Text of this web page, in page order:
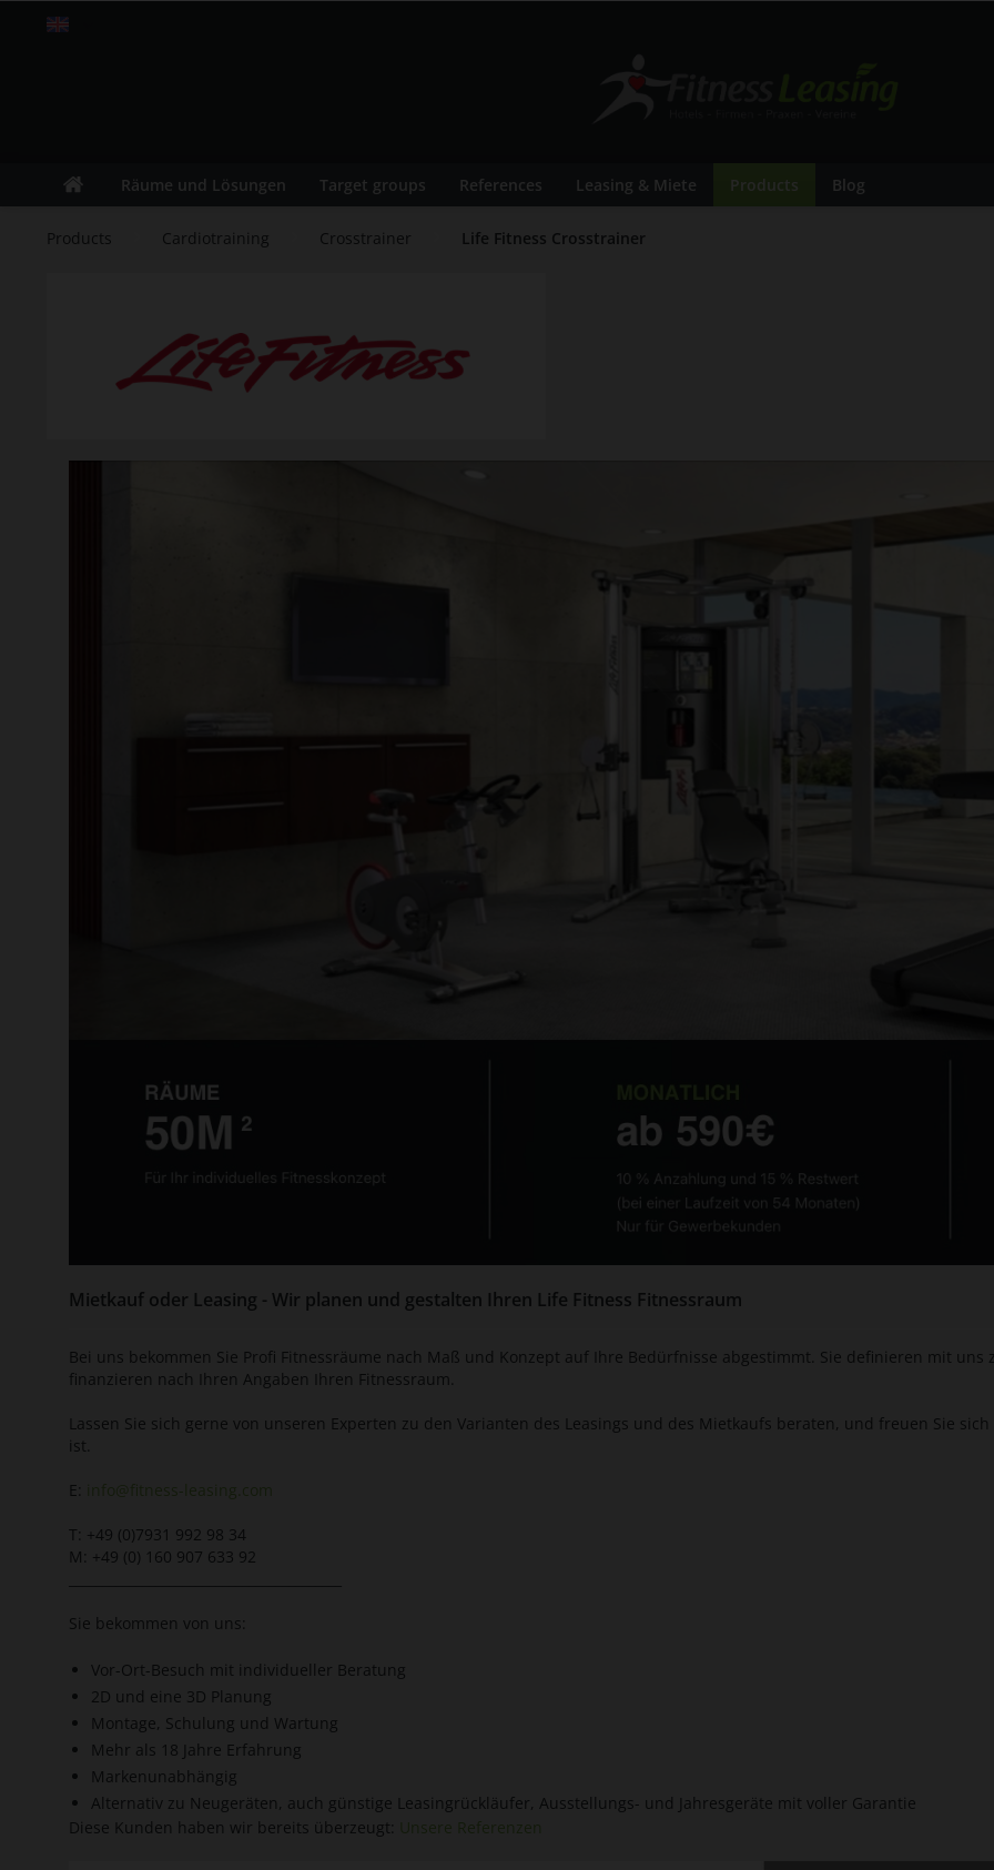
Räume und Lösungen Target groups References Leasing & Miete Products Blog
Products Cardiotraining Crosstrainer Life Fitness Crosstrainer
Mietkauf oder Leasing - Wir planen und gestalten Ihren Life Fitness Fitnessraum
Bei uns bekommen Sie Profi Fitnessräume nach Maß und Konzept auf Ihre Bedürfnisse abgestimmt. Sie definieren mit
finanzieren nach Ihren Angaben Ihren Fitnessraum.
Lassen Sie sich gerne von unseren Experten zu den Varianten des Leasings und des Mietkaufs beraten, und freuen Sie
ist.
E: info@fitness-leasing.com
T: +49 (0)7931 992 98 34
M: +49 (0) 160 907 633 92
Sie bekommen von uns:
Vor-Ort-Besuch mit individueller Beratung
2D und eine 3D Planung
Montage, Schulung und Wartung
Mehr als 18 Jahre Erfahrung
Markenunabhängig
Alternativ zu Neugeräten, auch günstige Leasingrückläufer, Ausstellungs- und Jahresgeräte mit voller Garantie
Diese Kunden haben wir bereits überzeugt: Unsere Referenzen